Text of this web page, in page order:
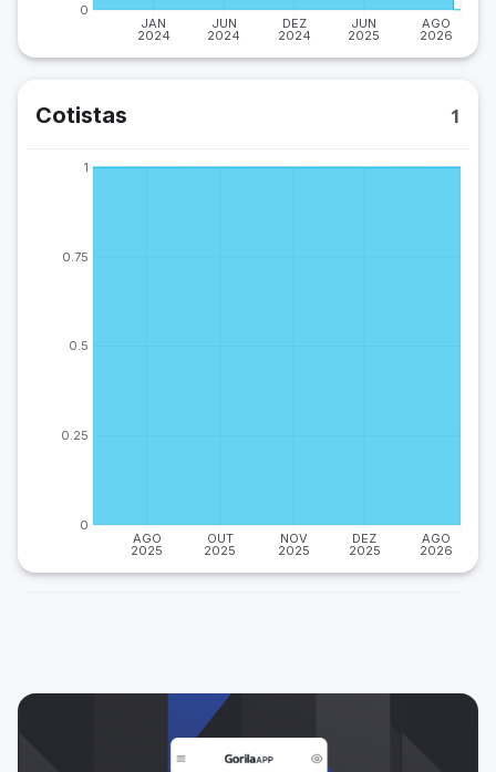
JAN
2024
JUN
2024
DEZ
2024
JUN
2025
AGO
2026
0
Cotistas 1
AGO
2025
OUT
2025
NOV
2025
DEZ
2025
AGO
2026
0
0.25
0.5
0.75
1